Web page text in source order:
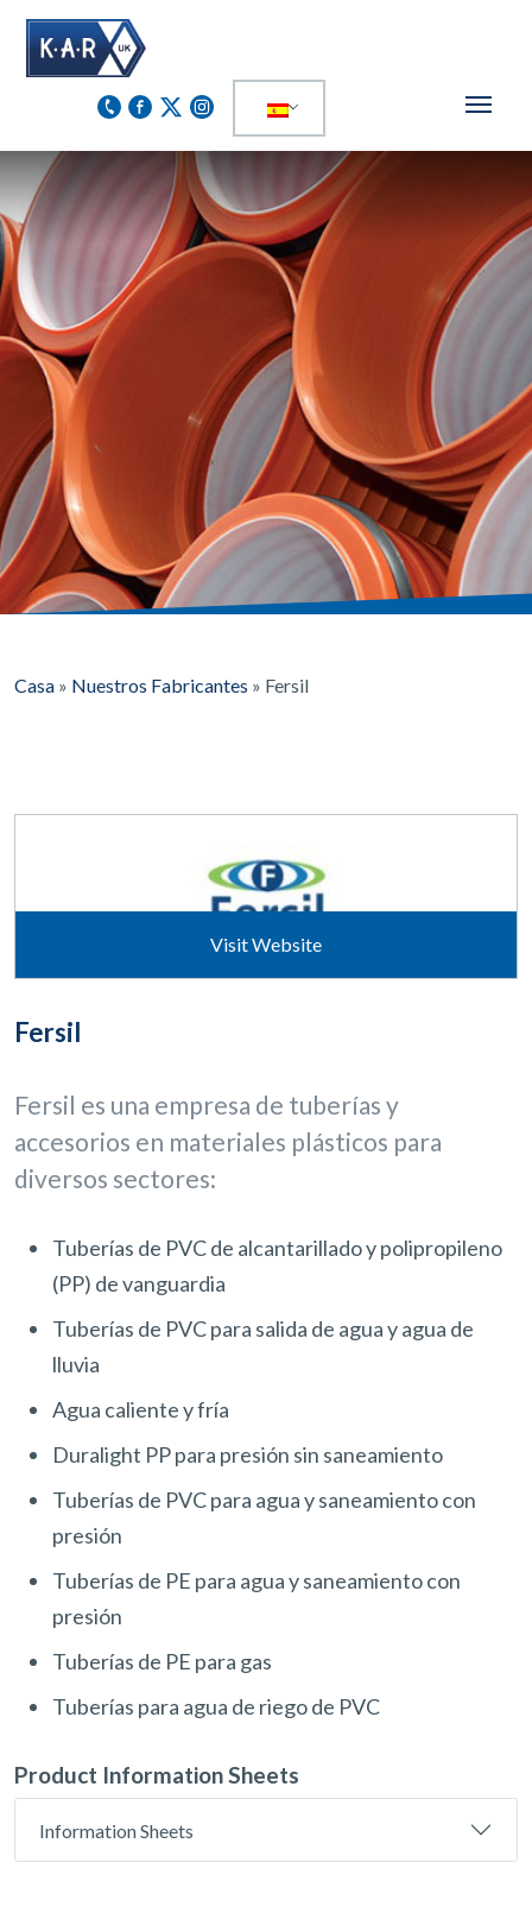
Casa » Nuestros Fabricantes » Fersil
Visit Website
Fersil
Fersil es una empresa de tuberías y
accesorios en materiales plásticos para
diversos sectores:
Tuberías de PVC de alcantarillado y polipropileno
(PP) de vanguardia
Tuberías de PVC para salida de agua y agua de
lluvia
Agua caliente y fría
Duralight PP para presión sin saneamiento
Tuberías de PVC para agua y saneamiento con
presión
Tuberías de PE para agua y saneamiento con
presión
Tuberías de PE para gas
Tuberías para agua de riego de PVC
Product Information Sheets
Information Sheets